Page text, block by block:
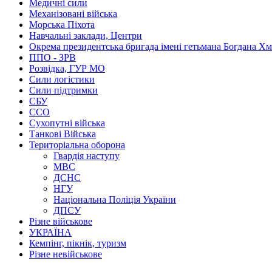
Медичні сили
Механізовані війська
Морська Піхота
Навчальні заклади, Центри
Окрема президентська бригада імені гетьмана Богдана
ППО - ЗРВ
Розвідка, ГУР МО
Сили логістики
Сили підтримки
СБУ
ССО
Сухопутні війська
Танкові Війська
Територіальна оборона
Гвардія наступу
МВС
ДСНС
НГУ
Національна Поліція України
ДПСУ
Різне військове
УКРАЇНА
Кемпінг, пікнік, туризм
Різне невійськове